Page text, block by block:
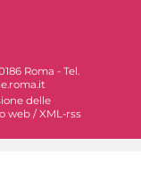
Roma - Tel.
delle
web / XML-rss